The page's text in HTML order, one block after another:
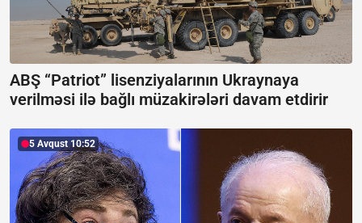
ABŞ “Patriot” lisenziyalarının Ukraynaya
verilməsi ilə bağlı müzakirələri davam etdirir
5 Avqust 10:52